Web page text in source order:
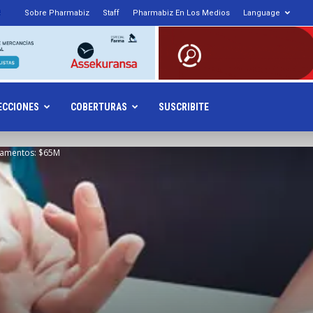
Sobre Pharmabiz Staff Pharmabiz En Los Medios Language
COBERTURAS SUSCRIBITE
$65M